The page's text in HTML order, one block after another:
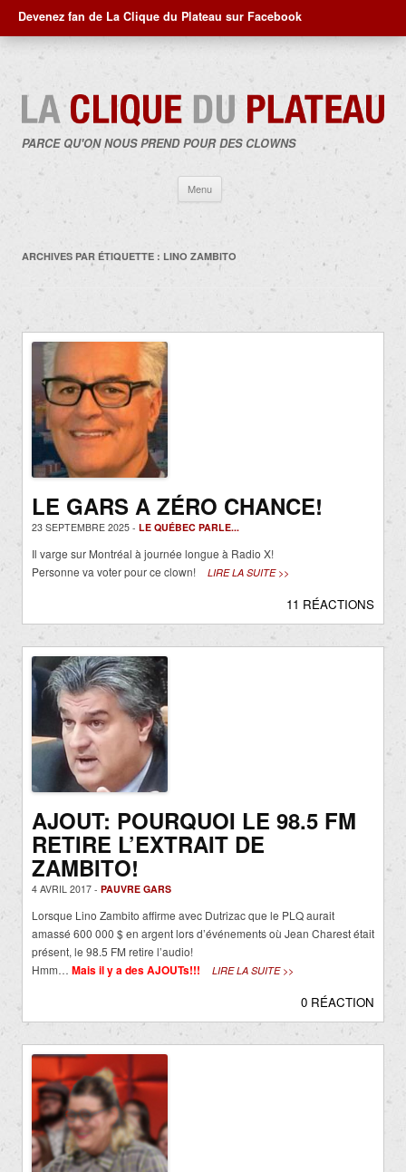
Devenez fan de La Clique du Plateau sur Facebook
PARCE QU'ON NOUS PREND POUR DES CLOWNS
Menu
contenu
ARCHIVES PAR ÉTIQUETTE : LINO ZAMBITO
LE GARS A ZÉRO CHANCE!
23 SEPTEMBRE 2025 - LE QUÉBEC PARLE...
Il varge sur Montréal à journée longue à Radio X!
Personne va voter pour ce clown!
LIRE LA SUITE >>
11 RÉACTIONS
AJOUT: POURQUOI LE 98.5 FM
RETIRE L’EXTRAIT DE
ZAMBITO!
4 AVRIL 2017 - PAUVRE GARS
Lorsque Lino Zambito affirme avec Dutrizac que le PLQ aurait
amassé 600 000 $ en argent lors d’événements où Jean Charest était
présent, le 98.5 FM retire l’audio!
Hmm… Mais il y a des AJOUTs!!! LIRE LA SUITE >>
0 RÉACTION